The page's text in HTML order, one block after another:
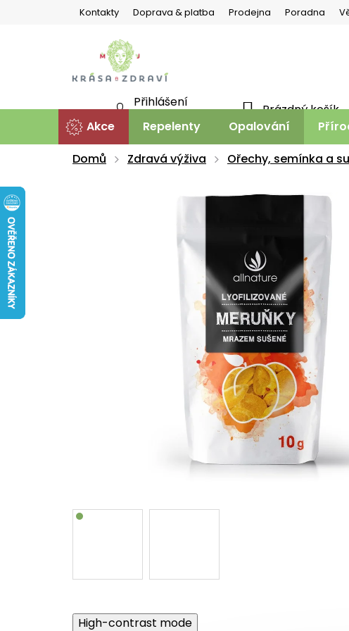
Kontakty Doprava & platba Prodejna Poradna
KOŠÍK
Prázdný košík
Přihlášení
Akce Repelenty Opalování
Domů
Zdravá výživa Ořechy, semínka a
High-contrast mode